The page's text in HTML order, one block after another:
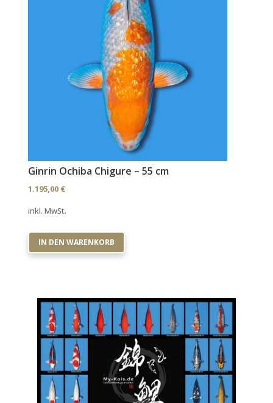
Ginrin Ochiba Chigure – 55 cm
1.195,00 €
inkl. MwSt.
IN DEN WARENKORB